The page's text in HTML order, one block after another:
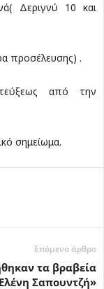
Δεριγνύ 10 και
προσέλευσης) .
από την
σημείωμα.
Επόμενο άρθρο
τα βραβεία
Σαπουντζή»